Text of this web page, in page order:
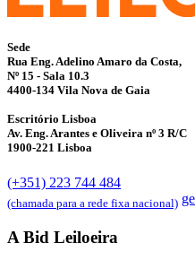
Sede
Rua Eng. Adelino Amaro da Costa,
Nº 15 - Sala 10.3
4400-134 Vila Nova de Gaia
Escritório Lisboa
Av. Eng. Arantes e Oliveira nº 3 R/C
1900-221 Lisboa
(+351) 223 744 484
(chamada para a rede fixa nacional)
A Bid Leiloeira